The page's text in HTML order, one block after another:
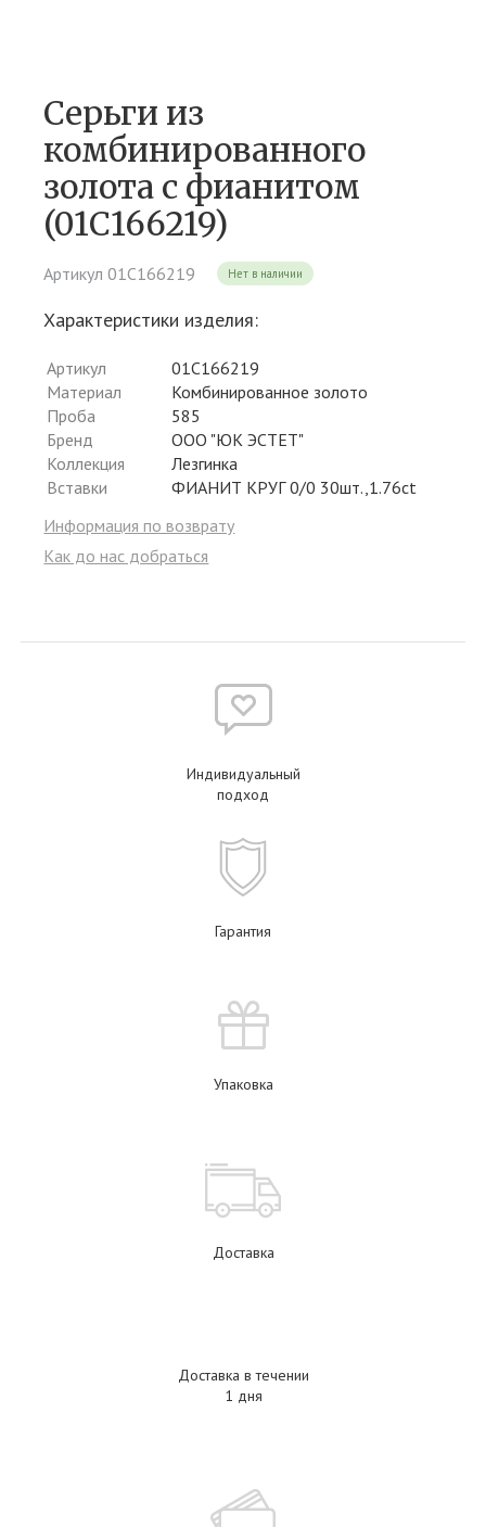
Серьги из
комбинированного
золота c фианитом
(01С166219)
Артикул 01С166219 Нет в наличии
Характеристики изделия:
Артикул
01С166219
Материал
Комбинированное золото
Проба
585
Бренд
ООО "ЮК ЭСТЕТ"
Коллекция
Лезгинка
Вставки
ФИАНИТ КРУГ 0/0 30шт.,1.76ct
Информация по возврату
Как до нас добраться
Индивидуальный
подход
Гарантия
Упаковка
Доставка
Доставка в течении
1 дня